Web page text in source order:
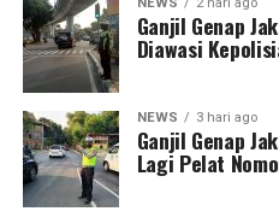
Ganjil Genap
Diawasi
NEWS 3 hari ago
Ganjil Genap
Lagi Pelat